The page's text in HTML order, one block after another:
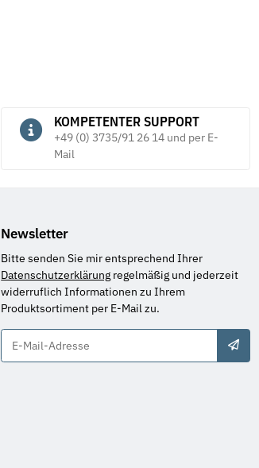
KOMPETENTER SUPPORT
+49 (0) 3735/91 26 14 und per E-
Mail
Newsletter
Bitte senden Sie mir entsprechend Ihrer
Datenschutzerklärung regelmäßig und jederzeit
widerruflich Informationen zu Ihrem
Produktsortiment per E-Mail zu.